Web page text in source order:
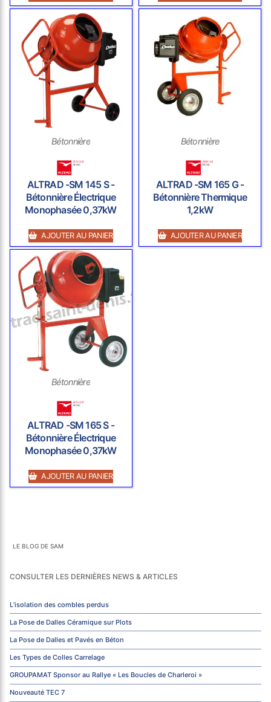
Bétonnière
ALTRAD -SM 145 S -
Bétonnière Électrique
Monophasée 0,37kW
AJOUTER AU PANIER
Bétonnière
ALTRAD -SM 165 G -
Bétonnière Thermique
1,2kW
AJOUTER AU PANIER
Bétonnière
ALTRAD -SM 165 S -
Bétonnière Électrique
Monophasée 0,37kW
AJOUTER AU PANIER
LE BLOG DE SAM
CONSULTER LES DERNIÈRES NEWS & ARTICLES
L’isolation des combles perdus
La Pose de Dalles Céramique sur Plots
La Pose de Dalles et Pavés en Béton
Les Types de Colles Carrelage
GROUPAMAT Sponsor au Rallye « Les Boucles de Charleroi »
Nouveauté TEC 7